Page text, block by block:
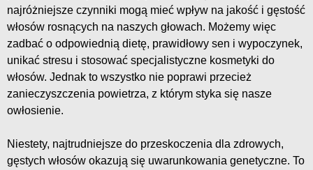
najróżniejsze czynniki mogą mieć wpływ na jakość i gęstość
włosów rosnących na naszych głowach. Możemy więc
zadbać o odpowiednią dietę, prawidłowy sen i wypoczynek,
unikać stresu i stosować specjalistyczne kosmetyki do
włosów. Jednak to wszystko nie poprawi przecież
zanieczyszczenia powietrza, z którym styka się nasze
owłosienie.
Niestety, najtrudniejsze do przeskoczenia dla zdrowych,
gęstych włosów okazują się uwarunkowania genetyczne. To